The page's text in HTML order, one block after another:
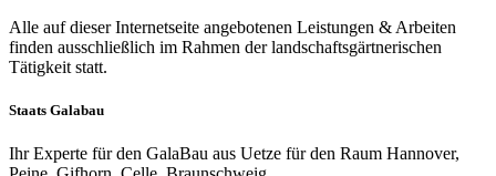
Alle auf dieser Internetseite angebotenen Leistungen & Arbeiten
finden ausschließlich im Rahmen der landschaftsgärtnerischen
Tätigkeit statt.
Staats Galabau
Ihr Experte für den GalaBau aus Uetze für den Raum Hannover,